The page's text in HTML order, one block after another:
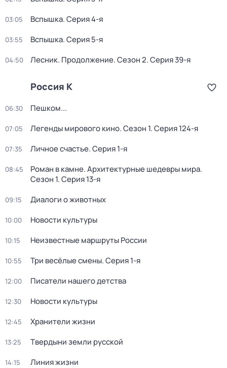
03:05 Вспышка. Серия 4-я
03:55 Вспышка. Серия 5-я
04:50 Лесник. Продолжение. Сезон 2. Серия 39-я
Россия К
06:30 Пешком...
07:05 Легенды мирового кино. Сезон 1. Серия 124-я
07:35 Личное счастье. Серия 1-я
08:45 Роман в камне. Архитектурные шедевры мира.
Сезон 1. Серия 13-я
09:15 Диалоги о животных
10:00 Новости культуры
10:15 Неизвестные маршруты России
10:55 Три весёлые смены. Серия 1-я
12:00 Писатели нашего детства
12:30 Новости культуры
12:45 Хранители жизни
13:25 Твердыни земли русской
14:15 Линия жизни